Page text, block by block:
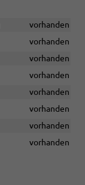
vorhanden
vorhanden
vorhanden
vorhanden
vorhanden
vorhanden
vorhanden
vorhanden